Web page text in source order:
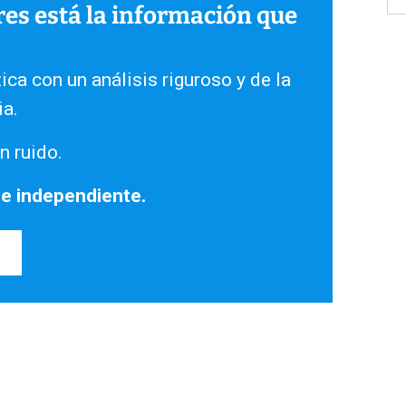
está la información que
con un análisis riguroso y de la
ruido.
independiente.